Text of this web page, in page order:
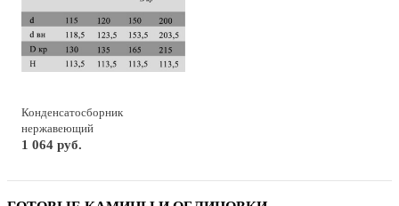
Конденсатосборник
нержавеющий
1 064 руб.